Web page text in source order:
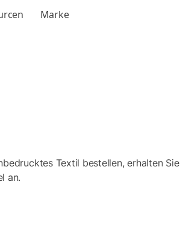
Marke
Textil bestellen, erhalten Sie
an.